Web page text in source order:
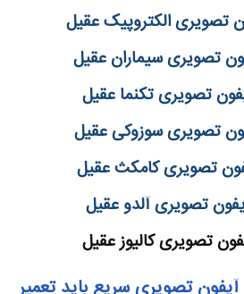
تصویری الکتروپیک عقیل
تصویری سیماران عقیل
تصویری تکنما عقیل
تصویری سوزوکی عقیل
تصویری کامکث عقیل
تصویری آلدو عقیل
تصویری کالیوز عقیل
تصویری سریع باید تعمیر